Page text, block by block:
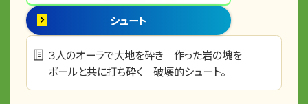
シュート
３人のオーラで大地を砕き 作った岩の塊を
ボールと共に打ち砕く 破壊的シュート。